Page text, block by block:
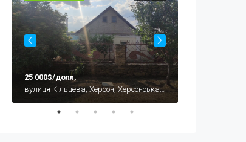
25 000$/долл,
вулиця Кільцева, Херсон, Херсонська область, Україна